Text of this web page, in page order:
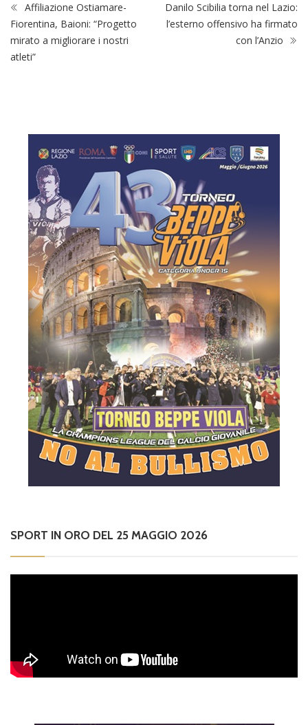
Affiliazione Ostiamare-
Fiorentina, Baioni: “Progetto
mirato a migliorare i nostri
atleti”
Danilo Scibilia torna nel Lazio:
l’esterno offensivo ha firmato
con l’Anzio
SPORT IN ORO DEL 25 MAGGIO 2026